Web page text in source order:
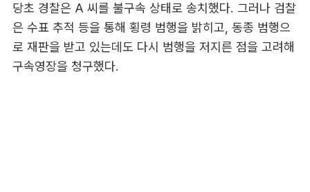
당초 경찰은 A 씨를 불구속 상태로 송치했다. 그러나 검찰
은 수표 추적 등을 통해 횡령 범행을 밝히고, 동종 범행으
로 재판을 받고 있는데도 다시 범행을 저지른 점을 고려해
구속영장을 청구했다.